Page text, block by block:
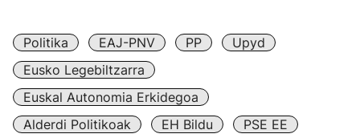
Politika EAJ-PNV PP
Upyd
Eusko Legebiltzarra
Euskal Autonomia Erkidegoa
Alderdi Politikoak
EH Bildu
PSE EE